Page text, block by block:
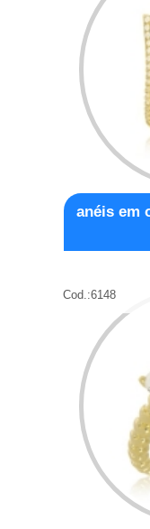
anéis em
Cod.:6148